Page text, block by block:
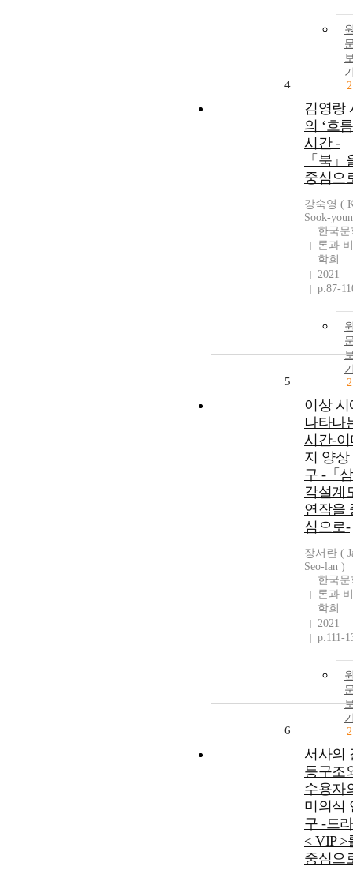
2
4
김영랑
의 ‘흐
시간 -
「북」
중심으
강숙영 (
Sook-
한국
론과
학회
2021
p.87-
2
5
이상 시
나타나
시간-이
지 양상
구 -「
각설계
연작을
심으로-
장서란 (
Seo-lan )
한국
론과
학회
2021
p.111-
2
6
서사의
등구조
수용자
미의식
구 -드
< VIP >
중심으